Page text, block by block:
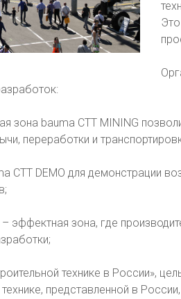
зона bauma CTT MINING
переработки и
CTT DEMO для демонстрации
эффектная зона, где
технике в России»,
представленной в